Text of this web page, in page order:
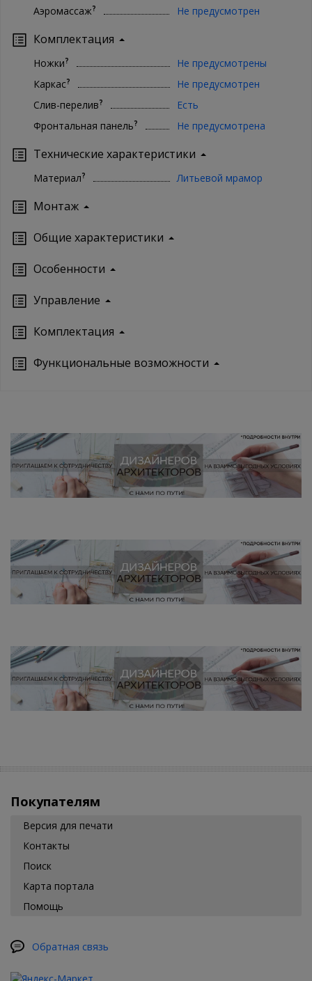
Аэромассаж? Не предусмотрен
Комплектация
Ножки?
Не предусмотрены
Каркас?
Не предусмотрен
Слив-перелив?
Есть
Фронтальная панель? Не предусмотрена
Технические характеристики
Материал? Литьевой мрамор
Монтаж
Oбщие характеристики
Особенности
Управление
Кoмплектация
Функциональные возможности
Покупателям
Версия для печати
Контакты
Поиск
Карта портала
Помощь
Обратная связь